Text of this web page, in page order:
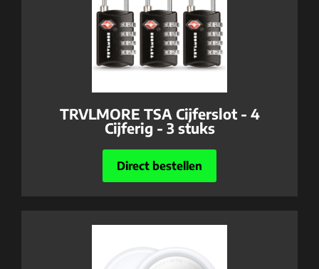
TRVLMORE TSA Cijferslot - 4
Cijferig - 3 stuks
Direct bestellen